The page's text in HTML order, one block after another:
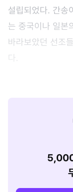
설립되었다. 간송
는 중국이나 일본
바라보았던 선조
다.
5,000